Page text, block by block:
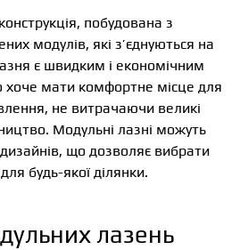
побудована з
модулів, які з’єднуються на
є швидким і економічним
хоче мати комфортне місце для
не витрачаючи великі
Модульні лазні можуть
дизайнів, що дозволяє вибрати
будь-якої ділянки.
лазень